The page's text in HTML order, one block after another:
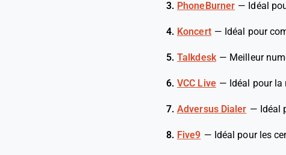
3. PhoneBurner — Idéal
4. Koncert — Idéal pour
5. Talkdesk — Meilleur
6. VCC Live — Idéal pour
7. Adversus Dialer — Idéal
8. Five9 — Idéal pour les